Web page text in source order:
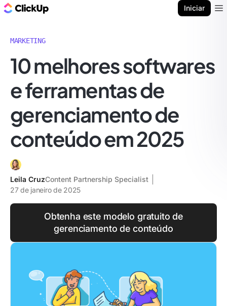
Iniciar
MARKETING
10 melhores softwares
e ferramentas de
gerenciamento de
conteúdo em 2025
Leila CruzContent Partnership Specialist
27 de janeiro de 2025
Obtenha este modelo gratuito de
gerenciamento de conteúdo